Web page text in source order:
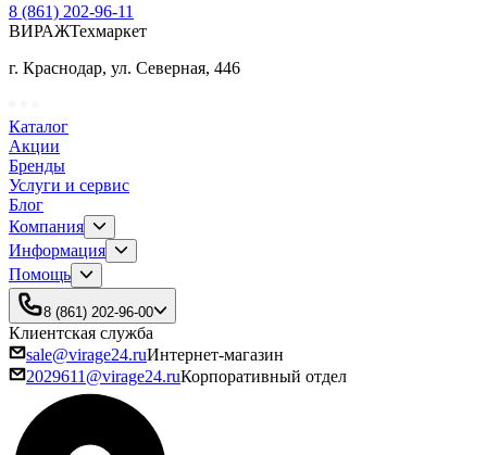
8 (861) 202-96-11
ВИРАЖТехмаркет
г. Краснодар, ул. Северная, 446
Каталог
Акции
Бренды
Услуги и сервис
Блог
Компания
Информация
Помощь
8 (861) 202-96-00
Клиентская служба
sale@virage24.ruИнтернет-магазин
2029611@virage24.ruКорпоративный отдел